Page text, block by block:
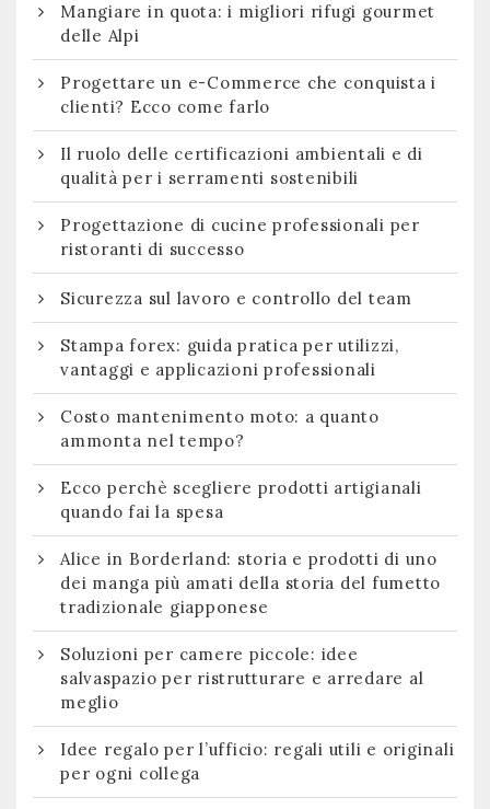
Mangiare in quota: i migliori rifugi gourmet
delle Alpi
Progettare un e-Commerce che conquista i
clienti? Ecco come farlo
Il ruolo delle certificazioni ambientali e di
qualità per i serramenti sostenibili
Progettazione di cucine professionali per
ristoranti di successo
Sicurezza sul lavoro e controllo del team
Stampa forex: guida pratica per utilizzi,
vantaggi e applicazioni professionali
Costo mantenimento moto: a quanto
ammonta nel tempo?
Ecco perchè scegliere prodotti artigianali
quando fai la spesa
Alice in Borderland: storia e prodotti di uno
dei manga più amati della storia del fumetto
tradizionale giapponese
Soluzioni per camere piccole: idee
salvaspazio per ristrutturare e arredare al
meglio
Idee regalo per l’ufficio: regali utili e originali
per ogni collega